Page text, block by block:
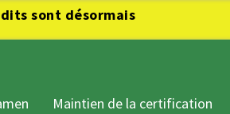
Maintien de la certification
sont désormais